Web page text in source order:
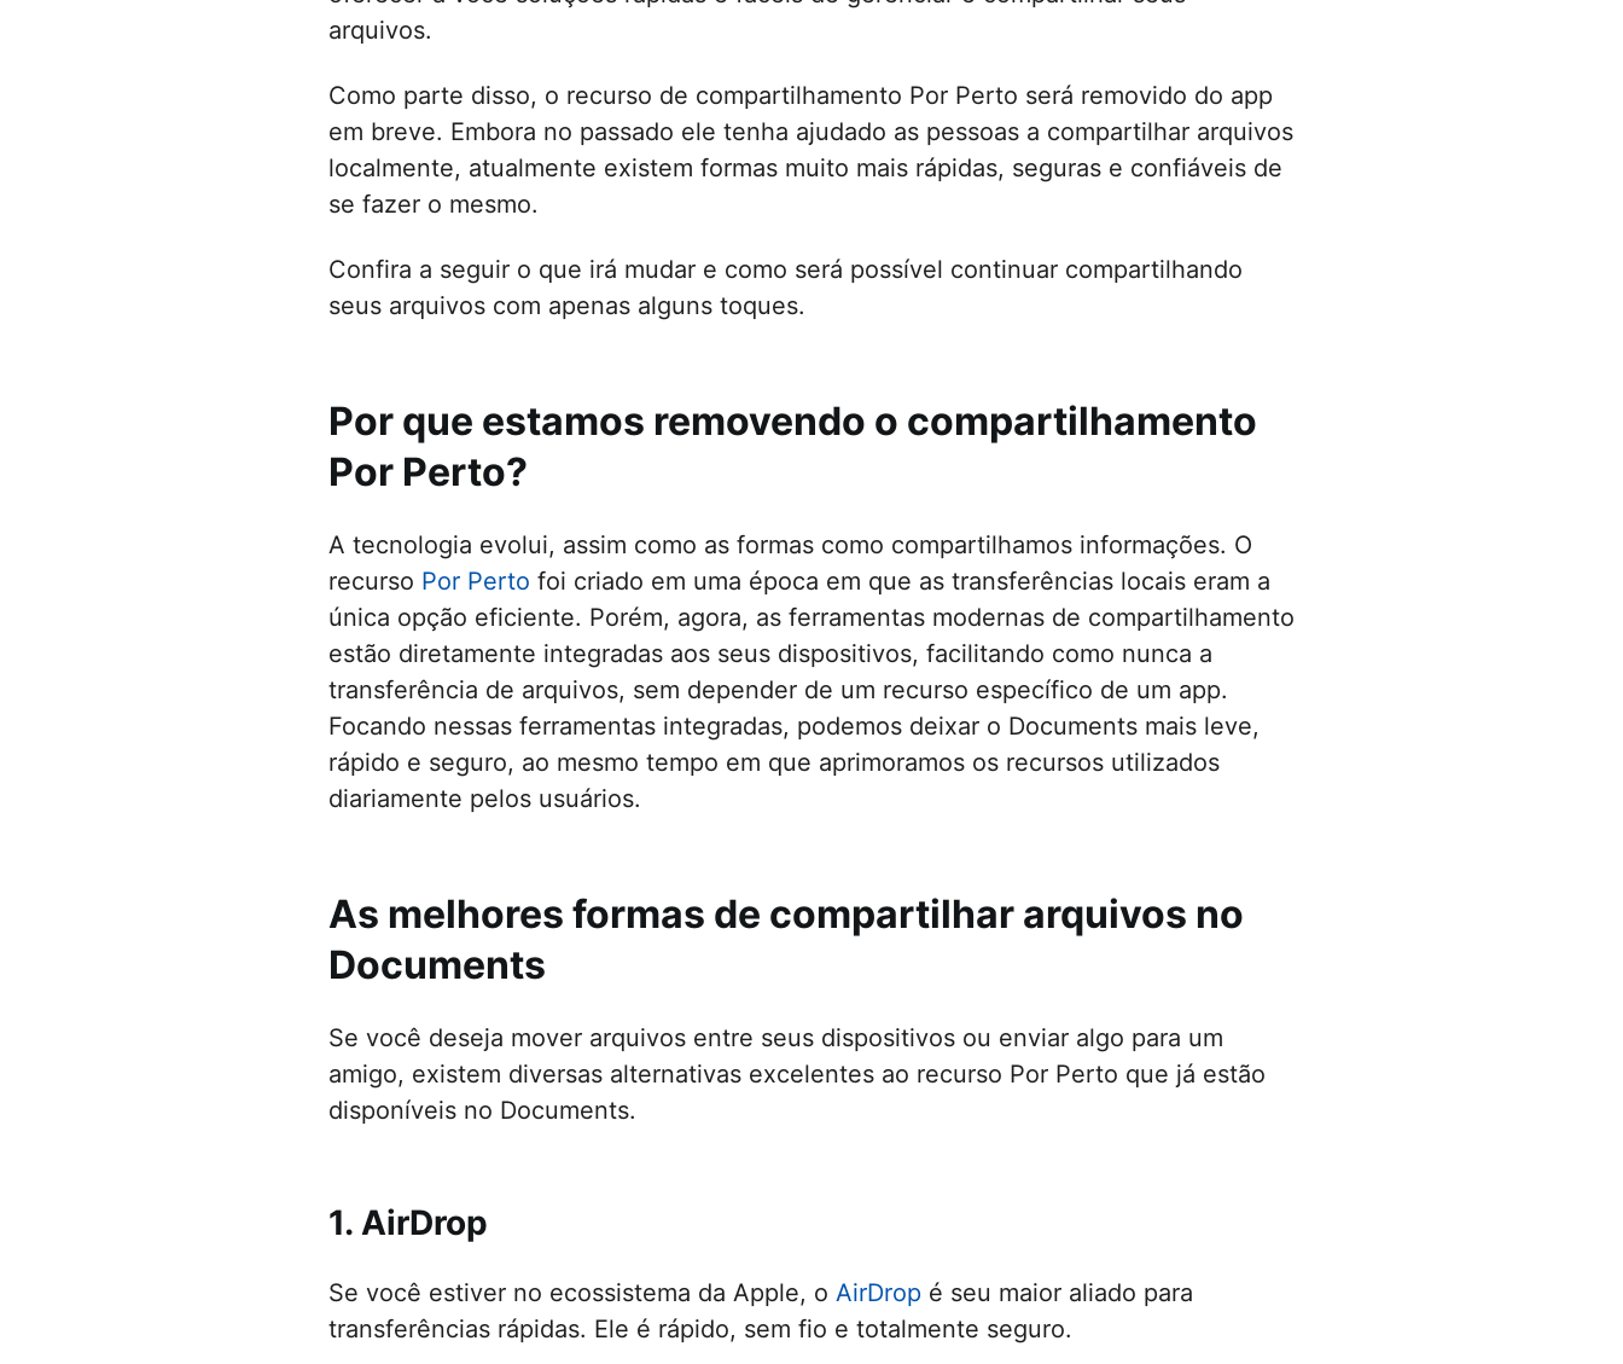
Configurar VPN
Transferir arquivos entre iPhone ↔ iPad
Transferir arquivos entre iPhone ↔ Mac/PC
Remover objetos indesejados
arquivos.
Como parte disso, o recurso de compartilhamento Por Perto será removido do app
em breve. Embora no passado ele tenha ajudado as pessoas a compartilhar arquivos
localmente, atualmente existem formas muito mais rápidas, seguras e confiáveis de
se fazer o mesmo.
Confira a seguir o que irá mudar e como será possível continuar compartilhando
seus arquivos com apenas alguns toques.
Por que estamos removendo o compartilhamento
Por Perto?
A tecnologia evolui, assim como as formas como compartilhamos informações. O
recurso Por Perto foi criado em uma época em que as transferências locais eram a
única opção eficiente. Porém, agora, as ferramentas modernas de compartilhamento
estão diretamente integradas aos seus dispositivos, facilitando como nunca a
transferência de arquivos, sem depender de um recurso específico de um app.
Focando nessas ferramentas integradas, podemos deixar o Documents mais leve,
rápido e seguro, ao mesmo tempo em que aprimoramos os recursos utilizados
diariamente pelos usuários.
As melhores formas de compartilhar arquivos no
Documents
Se você deseja mover arquivos entre seus dispositivos ou enviar algo para um
amigo, existem diversas alternativas excelentes ao recurso Por Perto que já estão
disponíveis no Documents.
1. AirDrop
Se você estiver no ecossistema da Apple, o AirDrop é seu maior aliado para
transferências rápidas. Ele é rápido, sem fio e totalmente seguro.